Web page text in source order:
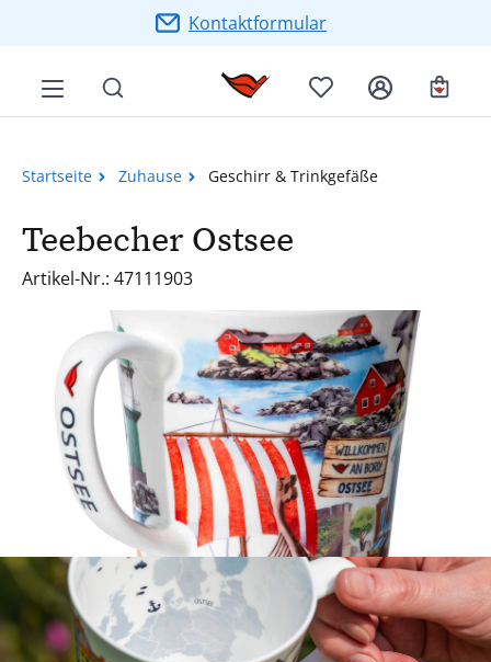
Zum Hauptinhalt springenKontaktformular
Startseite Zuhause Geschirr & Trinkgefäße
Teebecher Ostsee
Artikel-Nr.: 47111903
Bildergalerie überspringen